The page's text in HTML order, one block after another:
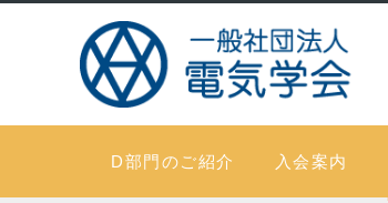
D部門のご紹介 入会案内